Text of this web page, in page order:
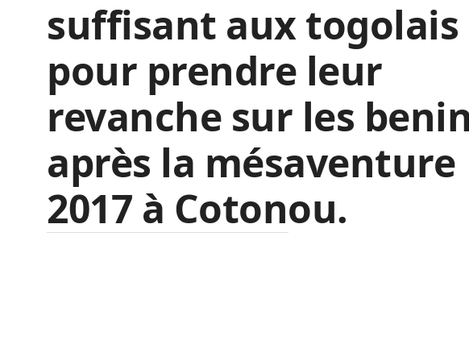
suffisant aux togolais
pour prendre leur
revanche sur les
après la
2017 à Cotonou.